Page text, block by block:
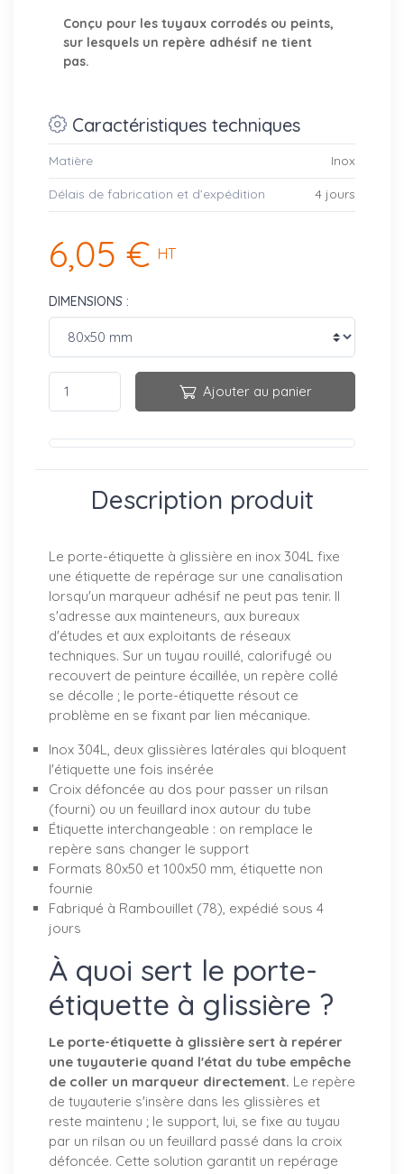
Conçu pour les tuyaux corrodés ou peints,
sur lesquels un repère adhésif ne tient
pas.
Caractéristiques techniques
Matière Inox
Délais de fabrication et d’expédition 4 jours
6,05 € HT
DIMENSIONS :
Ajouter au panier
Description produit
Le porte-étiquette à glissière en inox 304L fixe
une étiquette de repérage sur une canalisation
lorsqu'un marqueur adhésif ne peut pas tenir. Il
s'adresse aux mainteneurs, aux bureaux
d'études et aux exploitants de réseaux
techniques. Sur un tuyau rouillé, calorifugé ou
recouvert de peinture écaillée, un repère collé
se décolle ; le porte-étiquette résout ce
problème en se fixant par lien mécanique.
Inox 304L, deux glissières latérales qui bloquent
l'étiquette une fois insérée
Croix défoncée au dos pour passer un rilsan
(fourni) ou un feuillard inox autour du tube
Étiquette interchangeable : on remplace le
repère sans changer le support
Formats 80x50 et 100x50 mm, étiquette non
fournie
Fabriqué à Rambouillet (78), expédié sous 4
jours
À quoi sert le porte-
étiquette à glissière ?
Le porte-étiquette à glissière sert à repérer
une tuyauterie quand l'état du tube empêche
de coller un marqueur directement. Le repère
de tuyauterie s'insère dans les glissières et
reste maintenu ; le support, lui, se fixe au tuyau
par un rilsan ou un feuillard passé dans la croix
défoncée. Cette solution garantit un repérage